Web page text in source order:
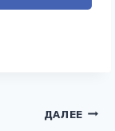
ДАЛЕЕ